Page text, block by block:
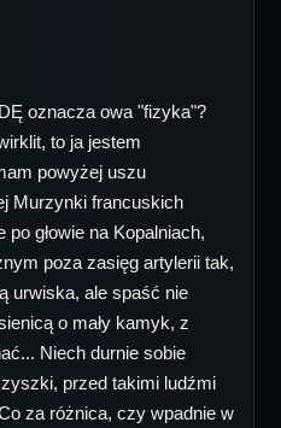
oznacza owa "fizyka"?
to ja jestem
powyżej uszu
Murzynki francuskich
głowie na Kopalniach,
poza zasięg artylerii tak,
urwiska, ale spaść nie
o mały kamyk, z
Niech durnie sobie
przed takimi ludźmi
za różnica, czy wpadnie w